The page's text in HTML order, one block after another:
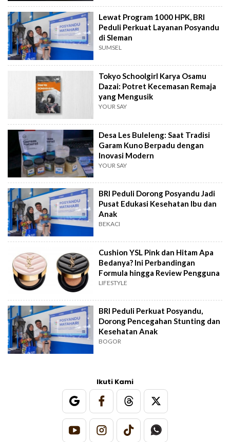
Lewat Program 1000 HPK, BRI
Peduli Perkuat Layanan Posyandu
di Sleman
SUMSEL
Tokyo Schoolgirl Karya Osamu
Dazai: Potret Kecemasan Remaja
yang Mengusik
YOUR SAY
Desa Les Buleleng: Saat Tradisi
Garam Kuno Berpadu dengan
Inovasi Modern
YOUR SAY
BRI Peduli Dorong Posyandu Jadi
Pusat Edukasi Kesehatan Ibu dan
Anak
BEKACI
Cushion YSL Pink dan Hitam Apa
Bedanya? Ini Perbandingan
Formula hingga Review Pengguna
LIFESTYLE
BRI Peduli Perkuat Posyandu,
Dorong Pencegahan Stunting dan
Kesehatan Anak
BOGOR
Ikuti Kami